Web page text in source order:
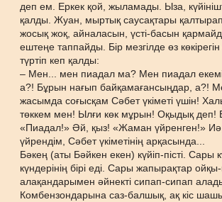
деп ем. Еркек қой, жыламады. Ыза,
қалды. Жуан, мыртық саусақтары
жосық жоқ, айналасын, үсті-басын
ештеңе таппайды. Бір мезгілде өз көкірегін
түртіп кеп қалды:
– Мен... мен пиадал ма? Мен пиадал
а?! Бұрын нағып байқамағансыңдар, а?!
жасымда соғысқам Сәбет үкіметі үшін!
төккем мен! Ылғи көк мұрын! Оқыдық деп!
«Пиадал!» Әй, қыз! «Жаман үйренген!»
үйрендім, Сәбет үкіметінің арқасында...
Бәкең (аты Бәйкен екен) күйіп-пісті. Сары
күндерінің бірі еді. Сары жапырақтар
алақандарымен әйнекті сипап-сипап
Комбензондарына саз-балшық, ақ кіс